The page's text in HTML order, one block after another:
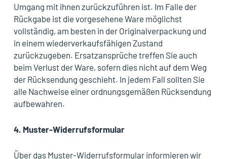
Umgang mit ihnen zurückzuführen ist. Im Falle der
Rückgabe ist die vorgesehene Ware möglichst
vollständig, am besten in der Originalverpackung und
in einem wiederverkaufsfähigen Zustand
zurückzugeben. Ersatzansprüche treffen Sie auch
beim Verlust der Ware, sofern dies nicht auf dem Weg
der Rücksendung geschieht. In jedem Fall sollten Sie
alle Nachweise einer ordnungsgemäßen Rücksendung
aufbewahren.
4. Muster-Widerrufsformular
Über das Muster-Widerrufsformular informieren wir